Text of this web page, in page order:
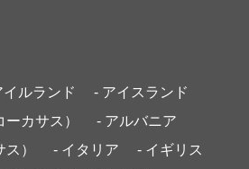
イルランド
- アイスランド
カサス）
- アルバニア
）
- イタリア
- イギリス